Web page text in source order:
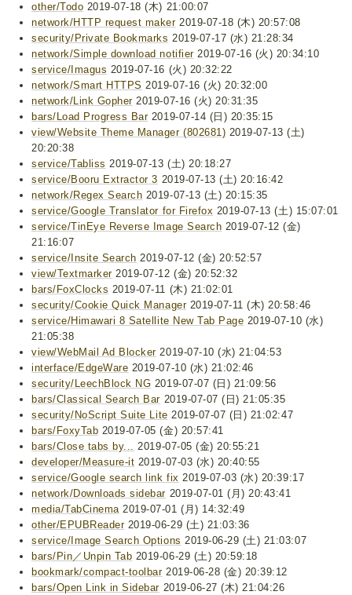
other/Todo 2019-07-18 (木) 21:00:07
network/HTTP request maker2019-07-18 (木) 20:57:08
security/Private Bookmarks 2019-07-17 (水) 21:28:34
network/Simple download notifier2019-07-16 (火) 20:34:10
service/Imagus 2019-07-16 (火) 20:32:22
network/Smart HTTPS 2019-07-16 (火) 20:32:00
network/Link Gopher2019-07-16 (火) 20:31:35
bars/Load Progress Bar2019-07-14 (日) 20:35:15
view/Website Theme Manager (802681) 2019-07-13 (土)
20:20:38
service/Tabliss 2019-07-13 (土) 20:18:27
service/Booru Extractor 3 2019-07-13 (土) 20:16:42
network/Regex Search 2019-07-13 (土) 20:15:35
service/Google Translator for Firefox 2019-07-13 (土) 15:07:01
service/TinEye Reverse Image Search 2019-07-12 (金)
21:16:07
service/Insite Search 2019-07-12 (金) 20:52:57
view/Textmarker2019-07-12 (金) 20:52:32
bars/FoxClocks 2019-07-11 (木) 21:02:01
security/Cookie Quick Manager2019-07-11 (木) 20:58:46
service/Himawari 8 Satellite New Tab Page 2019-07-10 (水)
21:05:38
view/WebMail Ad Blocker2019-07-10 (水) 21:04:53
interface/EdgeWare 2019-07-10 (水) 21:02:46
security/LeechBlock NG 2019-07-07 (日) 21:09:56
bars/Classical Search Bar 2019-07-07 (日) 21:05:35
security/NoScript Suite Lite 2019-07-07 (日) 21:02:47
bars/FoxyTab 2019-07-05 (金) 20:57:41
bars/Close tabs by... 2019-07-05 (金) 20:55:21
developer/Measure-it 2019-07-03 (水) 20:40:55
service/Google search link fix 2019-07-03 (水) 20:39:17
network/Downloads sidebar 2019-07-01 (月) 20:43:41
media/TabCinema2019-07-01 (月) 14:32:49
other/EPUBReader2019-06-29 (土) 21:03:36
service/Image Search Options 2019-06-29 (土) 21:03:07
bars/Pin／Unpin Tab 2019-06-29 (土) 20:59:18
bookmark/compact-toolbar2019-06-28 (金) 20:39:12
bars/Open Link in Sidebar 2019-06-27 (木) 21:04:26